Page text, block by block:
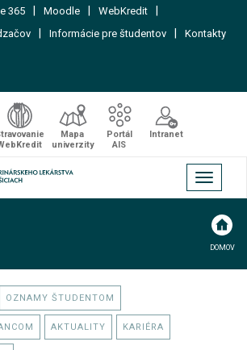
365 Moodle WebKredit
Informácie pre študentov Kontakty
Mapa
univerzity
Portál
AIS
Intranet
Toggle
DOMOV
OZNAMY ŠTUDENTOM
AKTUALITY KARIÉRA